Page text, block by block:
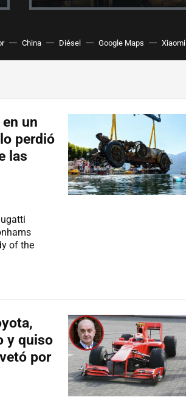
China Diésel Google Maps Xiaomi
un
perdió
las
of the
y quiso
por